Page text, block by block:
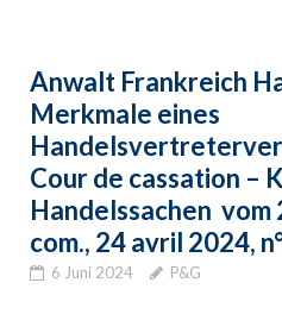
Anwalt Frankreich
Merkmale eines
Cour de cassation –
Handelssachen vom
com., 24 avril 2024,
6 Juni 2024 P&G